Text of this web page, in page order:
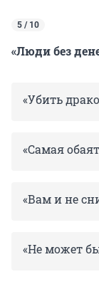
5 / 10
«Люди без
«Убить
«Самая
«Вам и не
«Не может